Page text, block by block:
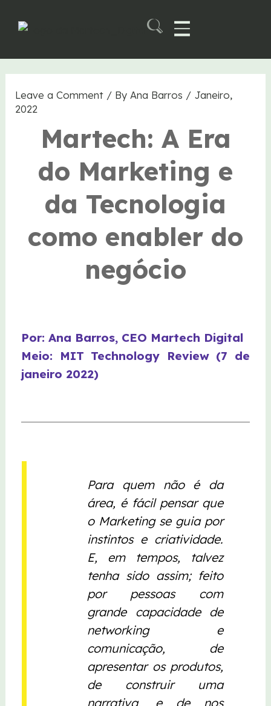
Leave a Comment / ByAna Barros / Janeiro,
2022
Martech: A Era
do Marketing e
da Tecnologia
como enabler do
negócio
Por: Ana Barros, CEO Martech Digital
Meio: MIT Technology Review (7 de
janeiro 2022)
Para quem não é da
área, é fácil pensar que
o Marketing se guia por
instintos e criatividade.
E, em tempos, talvez
tenha sido assim; feito
por pessoas com
grande capacidade de
networking e
comunicação, de
apresentar os produtos,
de construir uma
narrativa, e de nos